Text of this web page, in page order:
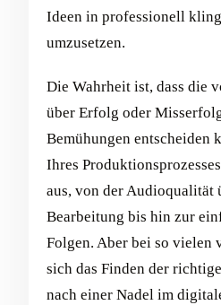
Ideen in professionell
umzusetzen.
Die Wahrheit ist, dass die
über Erfolg oder
Bemühungen entscheiden
Ihres
aus, von der Audioqualität
Bearbeitung bis hin zur
Folgen. Aber bei so vielen
sich das Finden der
nach einer Nadel im